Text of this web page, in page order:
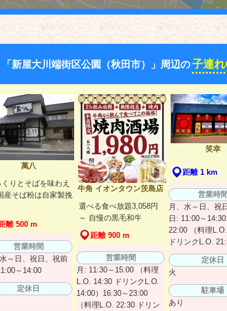
「新屋大川端街区公園（秋田市）」周辺の子連
萬八
りとそばを味わえ
産そば粉は自家製挽
離 500 m
営業時間
～日、祝日、祝前
～14:00
定休日
牛角 イオンタウン茨島店
選べる食べ放題3,058円
～ 自慢の黒毛和牛
距離 900 m
営業時間
月: 11:30～15:00 （料理
L.O. 14:30 ドリンクL.O.
14:00）16:30～23:00
（料理L.O. 22:30 ドリン
笑幸
距離 1 km
営業時間
月、水～日、祝
日: 11:00～
22:00 （料理
ドリンクL.O.
定休日
火
駐車場
あり